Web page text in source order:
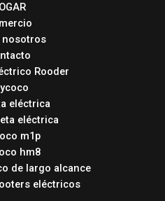
nosotros
Rooder
eléctrica
eléctrica
m1p
hm8
de largo alcance
eléctricos